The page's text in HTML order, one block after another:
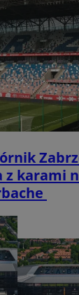
karami